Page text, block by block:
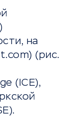
на
(рис.
(ICE),